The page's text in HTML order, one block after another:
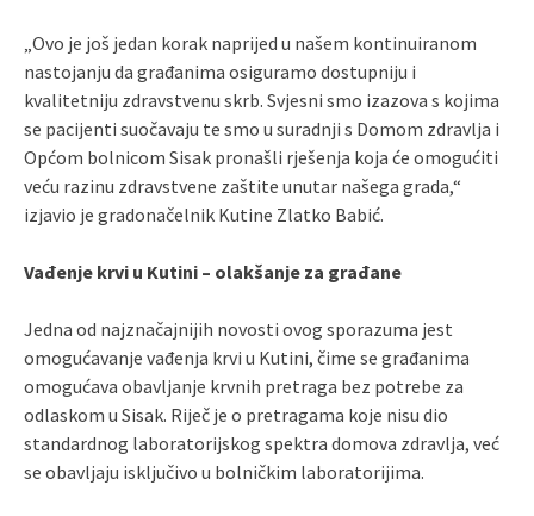
„Ovo je još jedan korak naprijed u našem kontinuiranom
nastojanju da građanima osiguramo dostupniju i
kvalitetniju zdravstvenu skrb. Svjesni smo izazova s kojima
se pacijenti suočavaju te smo u suradnji s Domom zdravlja i
Općom bolnicom Sisak pronašli rješenja koja će omogućiti
veću razinu zdravstvene zaštite unutar našega grada,“
izjavio je gradonačelnik Kutine Zlatko Babić.
Vađenje krvi u Kutini – olakšanje za građane
Jedna od najznačajnijih novosti ovog sporazuma jest
omogućavanje vađenja krvi u Kutini, čime se građanima
omogućava obavljanje krvnih pretraga bez potrebe za
odlaskom u Sisak. Riječ je o pretragama koje nisu dio
standardnog laboratorijskog spektra domova zdravlja, već
se obavljaju isključivo u bolničkim laboratorijima.